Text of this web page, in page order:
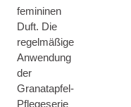
femininen
Duft. Die
regelmäßige
Anwendung
der
Granatapfel-
Pflegeserie